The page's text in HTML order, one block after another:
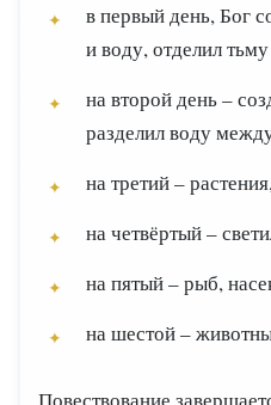
в первый день, Бог
и воду, отделил тьму
на второй день –
разделил воду
на третий –
на четвёртый –
на пятый – рыб,
на шестой –